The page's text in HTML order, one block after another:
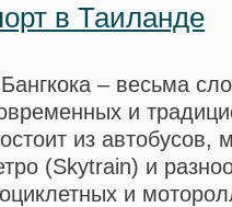
в Таиланде
– весьма
и
из автобусов,
(Skytrain) и
и